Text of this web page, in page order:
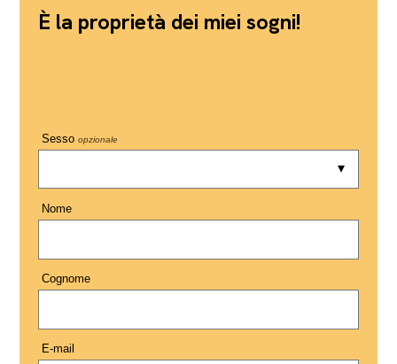
È la proprietà dei miei sogni!
Sesso opzionale
Nome
Cognome
E-mail